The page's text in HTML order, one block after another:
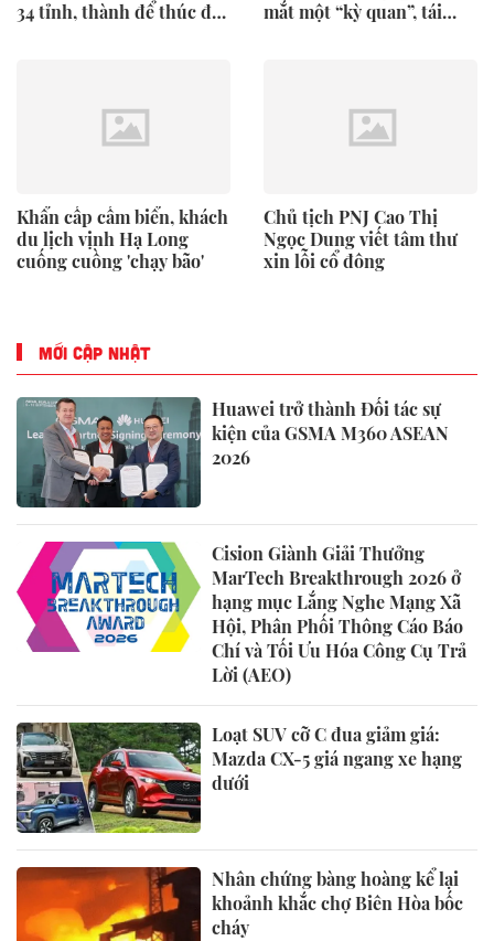
34 tỉnh, thành để thúc đẩy
mắt một “kỳ quan”, tái
Khẩn cấp cấm biển, khách
du lịch vịnh Hạ Long
cuống cuồng 'chạy bão'
Chủ tịch PNJ Cao Thị
Ngọc Dung viết tâm thư
xin lỗi cổ đông
MỚI CẬP NHẬT
Huawei trở thành Đối tác sự
kiện của GSMA M360 ASEAN
2026
Cision Giành Giải Thưởng
MarTech Breakthrough 2026 ở
hạng mục Lắng Nghe Mạng Xã
Hội, Phân Phối Thông Cáo Báo
Chí và Tối Ưu Hóa Công Cụ Trả
Lời (AEO)
Loạt SUV cỡ C đua giảm giá:
Mazda CX-5 giá ngang xe hạng
dưới
Nhân chứng bàng hoàng kể lại
khoảnh khắc chợ Biên Hòa bốc
cháy